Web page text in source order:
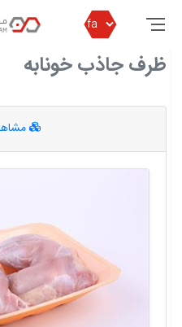
مازرون فوم ظرف جاذب خونابه
ظرف جاذب خونابه